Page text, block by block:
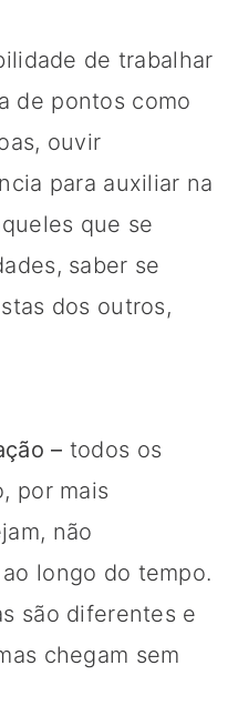
de trabalhar
de pontos como
ouvir
para auxiliar na
que se
saber se
dos outros,
– todos os
por mais
não
longo do tempo.
são diferentes e
chegam sem